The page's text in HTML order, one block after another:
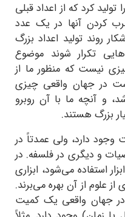
کرد که از اعداد قبلی
کردن آنها در یک عدد
روند تولید اعداد بزرگ
تکرار شوند موضوع
نیست که منظور ما از
در جهان واقعی چیزی
و آنچه ما با آن روبرو
بزرگ هستند.
دارد، ولی عمدتاً در
و دیگری در فلسفه. در
استفاده می‌شود، ابزاری
علوم از آن بهره می‌برند.
جهان واقعی یک کمیت